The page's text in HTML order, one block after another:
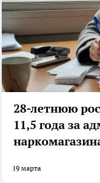
28-летнюю
11,5 года за
19 марта